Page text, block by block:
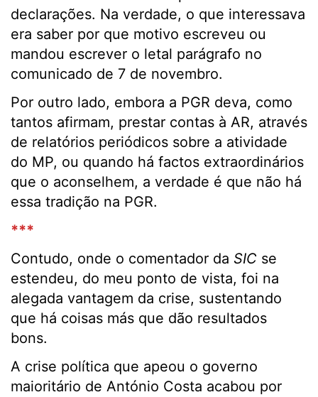
declarações. Na verdade, o que interessava
era saber por que motivo escreveu ou
mandou escrever o letal parágrafo no
comunicado de 7 de novembro.
Por outro lado, embora a PGR deva, como
tantos afirmam, prestar contas à AR, através
de relatórios periódicos sobre a atividade
do MP, ou quando há factos extraordinários
que o aconselhem, a verdade é que não há
essa tradição na PGR.
***
Contudo, onde o comentador da SIC se
estendeu, do meu ponto de vista, foi na
alegada vantagem da crise, sustentando
que há coisas más que dão resultados
bons.
A crise política que apeou o governo
maioritário de António Costa acabou por